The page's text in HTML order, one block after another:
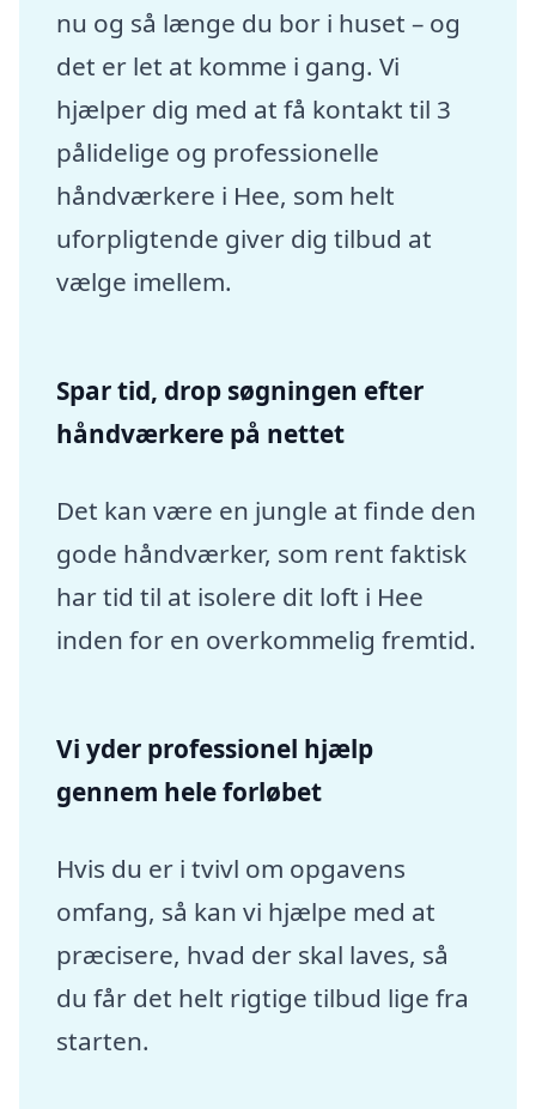
nu og så længe du bor i huset – og
det er let at komme i gang. Vi
hjælper dig med at få kontakt til 3
pålidelige og professionelle
håndværkere i Hee, som helt
uforpligtende giver dig tilbud at
vælge imellem.
Spar tid, drop søgningen efter
håndværkere på nettet
Det kan være en jungle at finde den
gode håndværker, som rent faktisk
har tid til at isolere dit loft i Hee
inden for en overkommelig fremtid.
Vi yder professionel hjælp
gennem hele forløbet
Hvis du er i tvivl om opgavens
omfang, så kan vi hjælpe med at
præcisere, hvad der skal laves, så
du får det helt rigtige tilbud lige fra
starten.